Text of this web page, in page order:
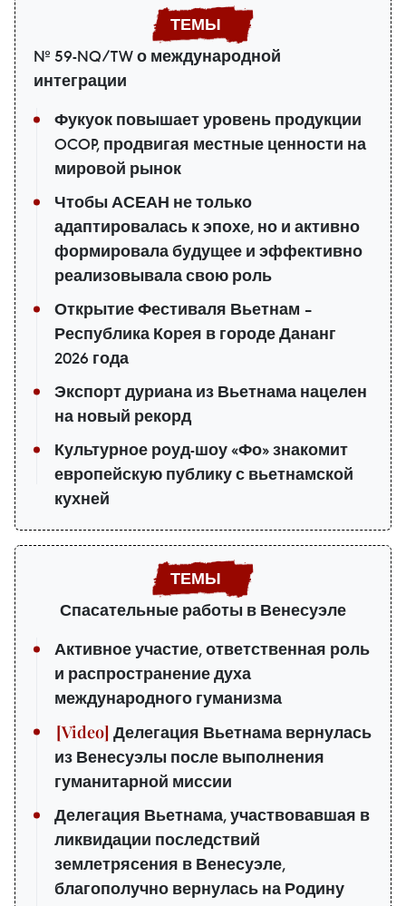
№ 59-NQ/TW о международной
интеграции
Фукуок повышает уровень продукции
OCOP, продвигая местные ценности на
мировой рынок
Чтобы АСЕАН не только
адаптировалась к эпохе, но и активно
формировала будущее и эффективно
реализовывала свою роль
Открытие Фестиваля Вьетнам –
Республика Корея в городе Дананг
2026 года
Экспорт дуриана из Вьетнама нацелен
на новый рекорд
Культурное роуд-шоу «Фо» знакомит
европейскую публику с вьетнамской
кухней
Спасательные работы в Венесуэле
Активное участие, ответственная роль
и распространение духа
международного гуманизма
Делегация Вьетнама вернулась
из Венесуэлы после выполнения
гуманитарной миссии
Делегация Вьетнама, участвовавшая в
ликвидации последствий
землетрясения в Венесуэле,
благополучно вернулась на Родину